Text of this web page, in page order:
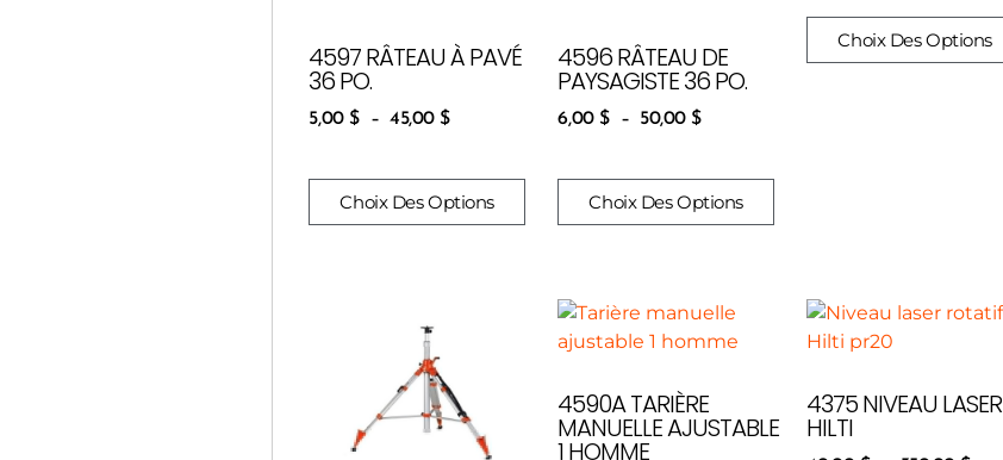
4597 RÂTEAU À PAVÉ
36 PO.
5,00 $ – 45,00 $
Choix Des Options
4596 RÂTEAU DE
PAYSAGISTE 36 PO.
6,00 $ – 50,00 $
Choix Des Options
Choix Des Options
4590A TARIÈRE
MANUELLE AJUSTABLE
1 HOMME
4375 NIVEAU LASER
HILTI